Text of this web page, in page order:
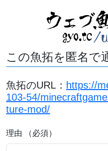
この魚拓を匿名で
魚拓のURL： https://
103-54/
ture-mod/
理由 （必須）